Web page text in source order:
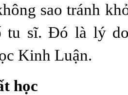
sao tránh
tu sĩ. Đó là lý
Kinh Luận.
học